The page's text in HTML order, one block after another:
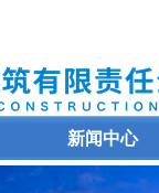
新闻中心